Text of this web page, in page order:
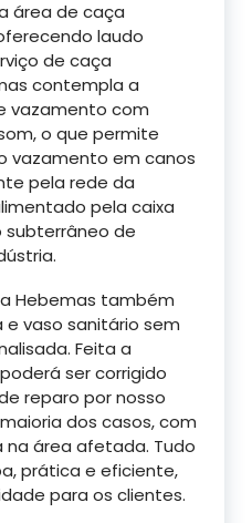
área de caça
laudo
de caça
contempla a
vazamento com
o que permite
vazamento em canos
pela rede da
pela caixa
subterrâneo de
Hebemas também
vaso sanitário sem
Feita a
ser corrigido
reparo por nosso
dos casos, com
área afetada. Tudo
prática e eficiente,
para os clientes.